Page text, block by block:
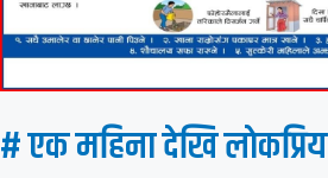
# एक महिना देखि लाेकप्रिय